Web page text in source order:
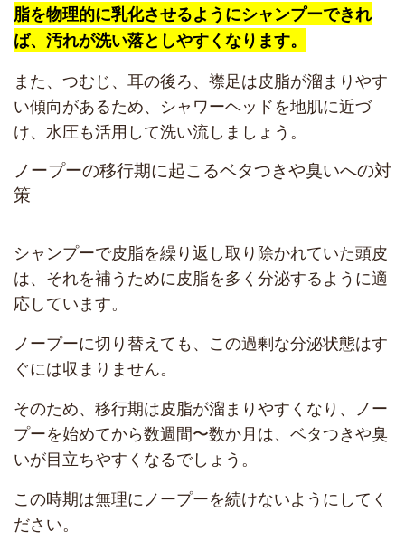
脂を物理的に乳化させるようにシャンプーできれ
ば、汚れが洗い落としやすくなります。
また、つむじ、耳の後ろ、襟足は皮脂が溜まりやす
い傾向があるため、シャワーヘッドを地肌に近づ
け、水圧も活用して洗い流しましょう。
ノープーの移行期に起こるベタつきや臭いへの対
策
シャンプーで皮脂を繰り返し取り除かれていた頭皮
は、それを補うために皮脂を多く分泌するように適
応しています。
ノープーに切り替えても、この過剰な分泌状態はす
ぐには収まりません。
そのため、移行期は皮脂が溜まりやすくなり、ノー
プーを始めてから数週間〜数か月は、ベタつきや臭
いが目立ちやすくなるでしょう。
この時期は無理にノープーを続けないようにしてく
ださい。